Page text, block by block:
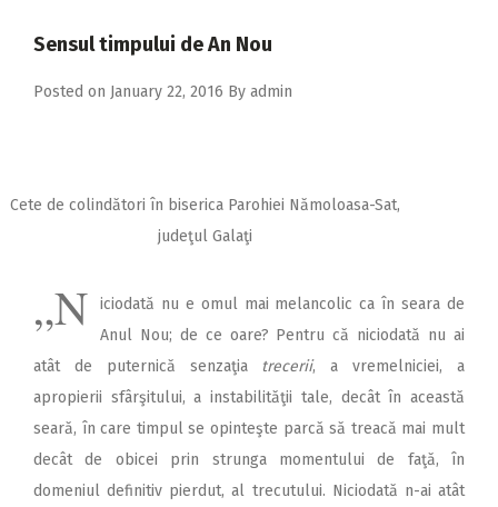
2017
2016
2013
2011
Sensul timpului de An Nou
Posted on January 22, 2016 By admin
Cete de colindători în biserica Parohiei Nămoloasa-Sat,
judeţul Galaţi
„N
iciodată nu e omul mai melancolic ca în seara de
Anul Nou; de ce oare? Pentru că niciodată nu ai
atât de puternică senzaţia trecerii, a vremelniciei, a
apropierii sfârşitului, a instabilităţii tale, decât în această
seară, în care timpul se opinteşte parcă să treacă mai mult
decât de obicei prin strunga momentului de faţă, în
domeniul definitiv pierdut, al trecutului. Niciodată n-ai atât